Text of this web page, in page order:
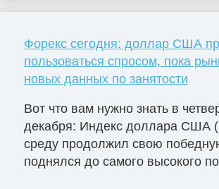
Форекс сегодня: доллар США
пользоваться спросом, пока
новых данных по занятости
Вот что вам нужно знать в
декабря: Индекс доллара США
среду продолжил свою
поднялся до самого высокого